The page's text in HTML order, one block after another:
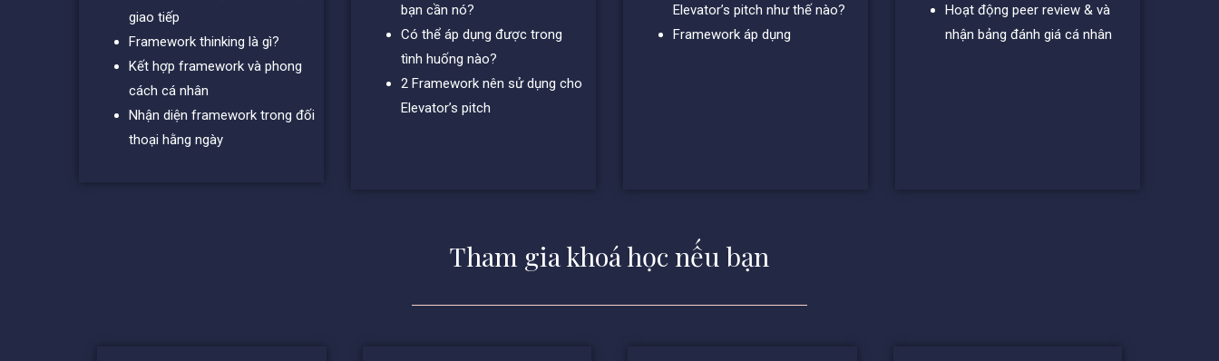
giao tiếp
Framework thinking là gì?
Kết hợp framework và phong
cách cá nhân
Nhận diện framework trong đối
thoại hằng ngày
bạn cần nó?
Có thể áp dụng được trong
tình huống nào?
2 Framework nên sử dụng cho
Elevator’s pitch
Elevator’s pitch như thế nào?
Framework áp dụng
Hoạt động peer review & và
nhận bảng đánh giá cá nhân
Tham gia khoá học nếu bạn